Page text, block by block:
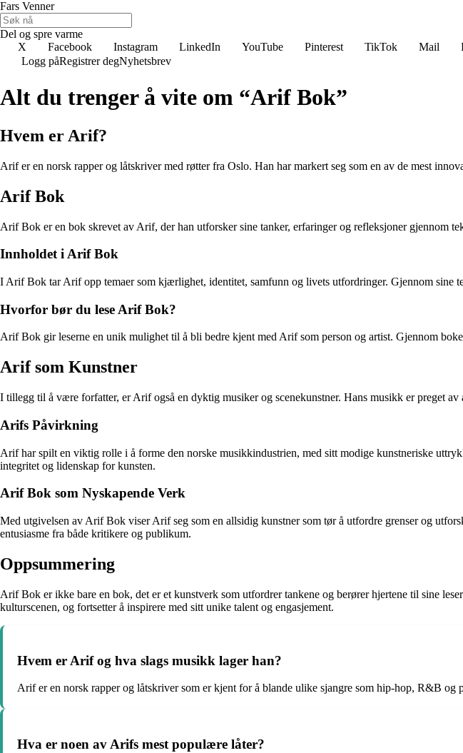
Fars Venner
Del og spre varme
X
Facebook Instagram LinkedIn YouTube Pinterest TikTok Mail
Logg påRegistrer degNyhetsbrev
Alt du trenger å vite om “Arif Bok”
Hvem er Arif?
Arif er en norsk rapper og låtskriver med røtter fra Oslo. Han har markert seg som en av de mest
Arif Bok
Arif Bok er en bok skrevet av Arif, der han utforsker sine tanker, erfaringer og refleksjoner gjennom
Innholdet i Arif Bok
I Arif Bok tar Arif opp temaer som kjærlighet, identitet, samfunn og livets utfordringer. Gjennom sine
Hvorfor bør du lese Arif Bok?
Arif Bok gir leserne en unik mulighet til å bli bedre kjent med Arif som person og artist. Gjennom
Arif som Kunstner
I tillegg til å være forfatter, er Arif også en dyktig musiker og scenekunstner. Hans musikk er preget
Arifs Påvirkning
Arif har spilt en viktig rolle i å forme den norske musikkindustrien, med sitt modige kunstneriske
integritet og lidenskap for kunsten.
Arif Bok som Nyskapende Verk
Med utgivelsen av Arif Bok viser Arif seg som en allsidig kunstner som tør å utfordre grenser og
entusiasme fra både kritikere og publikum.
Oppsummering
Arif Bok er ikke bare en bok, det er et kunstverk som utfordrer tankene og berører hjertene til sine
kulturscenen, og fortsetter å inspirere med sitt unike talent og engasjement.
Hvem er Arif og hva slags musikk lager han?
Arif er en norsk rapper og låtskriver som er kjent for å blande ulike sjangre som hip-hop, R&B
Hva er noen av Arifs mest populære låter?